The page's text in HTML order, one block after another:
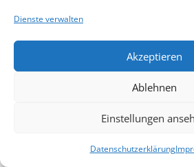
Dienste verwalten
Akzeptieren
Ablehnen
Einstellungen
Datenschutzerklärung